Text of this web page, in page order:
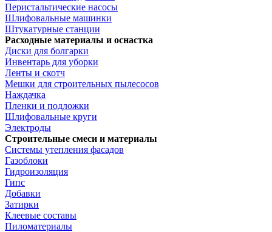
Перистальтические насосы
Шлифовальные машинки
Штукатурные станции
Расходные материалы и оснастка
Диски для болгарки
Инвентарь для уборки
Ленты и скотч
Мешки для строительных пылесосов
Наждачка
Пленки и подложки
Шлифовальные круги
Электроды
Строительные смеси и материалы
Системы утепления фасадов
Газоблоки
Гидроизоляция
Гипс
Добавки
Затирки
Клеевые составы
Пиломатериалы